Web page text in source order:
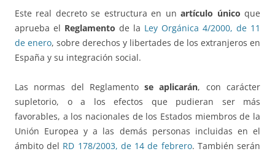
Este real decreto se estructura en unartículo único que
aprueba el Reglamento de la Ley Orgánica 4/2000, de 11
de enero, sobre derechos y libertades de los extranjeros en
España y su integración social.
Las normas del Reglamentose aplicarán, con carácter
supletorio, o a los efectos que pudieran ser más
favorables, a los nacionales de los Estados miembros de la
Unión Europea y a las demás personas incluidas en el
ámbito del RD 178/2003, de 14 de febrero. También serán